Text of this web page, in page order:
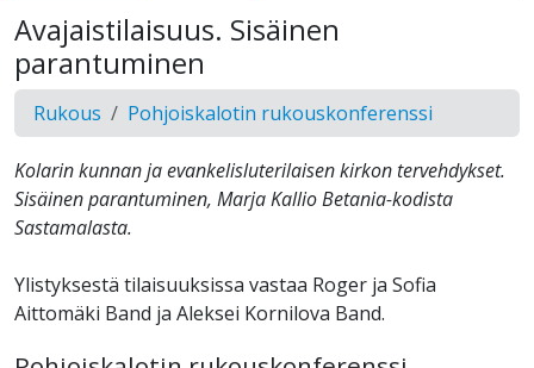
Avajaistilaisuus. Sisäinen
parantuminen
Rukous Pohjoiskalotin rukouskonferenssi
Kolarin kunnan ja evankelisluterilaisen kirkon tervehdykset.
Sisäinen parantuminen, Marja Kallio Betania-kodista
Sastamalasta.
Ylistyksestä tilaisuuksissa vastaa Roger ja Sofia
Aittomäki Band ja Aleksei Kornilova Band.